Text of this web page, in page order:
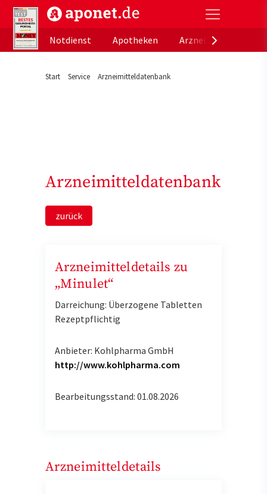
aponet.de - Das offizielle Gesundheitsportal der
Notdienst
Apotheken
Start Service Arzneimitteldatenbank
Arzneimitteldatenbank
zurück
Arzneimitteldetails zu
„Minulet“
Darreichung: Überzogene Tabletten
Rezeptpflichtig
Anbieter: Kohlpharma GmbH
http://www.kohlpharma.com
Bearbeitungsstand: 01.08.2026
Arzneimitteldetails